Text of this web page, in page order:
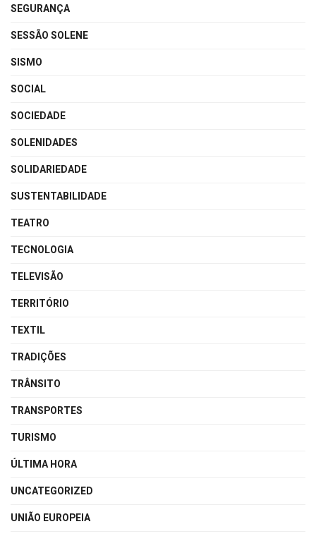
SEGURANÇA
SESSÃO SOLENE
SISMO
SOCIAL
SOCIEDADE
SOLENIDADES
SOLIDARIEDADE
SUSTENTABILIDADE
TEATRO
TECNOLOGIA
TELEVISÃO
TERRITÓRIO
TEXTIL
TRADIÇÕES
TRÂNSITO
TRANSPORTES
TURISMO
ÚLTIMA HORA
UNCATEGORIZED
UNIÃO EUROPEIA